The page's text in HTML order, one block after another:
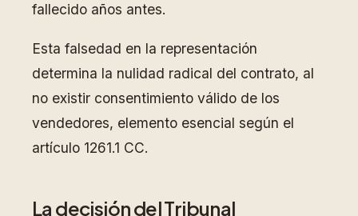
fallecido años antes.
Esta falsedad en la representación
determina la nulidad radical del contrato, al
no existir consentimiento válido de los
vendedores, elemento esencial según el
artículo 1261.1 CC.
La decisión del Tribunal